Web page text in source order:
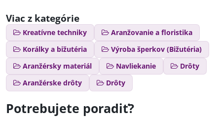
Viac z kategórie
Kreatívne techniky
Aranžovanie a floristika
Korálky a bižutéria
Výroba šperkov (Bižutéria)
Aranžérsky materiál
Navliekanie
Drôty
Aranžérske drôty
Drôty
Potrebujete poradiť?